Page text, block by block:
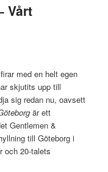
Vårt
med en helt egen
skjutits upp till
sig redan nu, oavsett
är ett
Gentlemen &
till Göteborg i
och 20-talets